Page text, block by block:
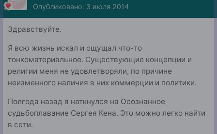
Опубликовано: 3 июля 2014
Здравствуйте.
Я всю жизнь искал и ощущал что-то
тонкоматериальное. Существующие концепции и
религии меня не удовлетворяли, по причине
неизменного наличия в них коммерции и политики.
Полгода назад я наткнулся на Осознанное
судьбоплавание Сергея Кена. Это можно легко найти
в сети.